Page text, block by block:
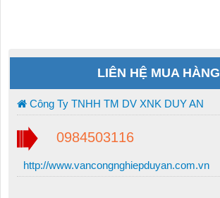
LIÊN HỆ MUA HÀNG
Công Ty TNHH TM DV XNK DUY AN
0984503116
http://www.vancongnghiepduyan.com.vn